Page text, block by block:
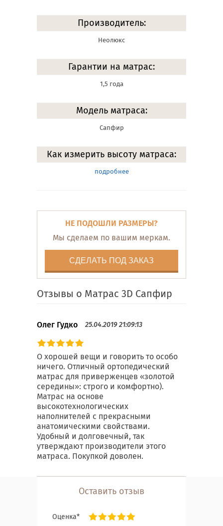
Производитель:
Неолюкс
Гарантии на матрас:
1,5 года
Модель матраса:
Сапфир
Как измерить высоту матраса:
подробнее
НЕ ПОДОШЛИ РАЗМЕРЫ?
Мы сделаем по вашим меркам.
СДЕЛАТЬ ПОД ЗАКАЗ
Отзывы о Матрас 3D Сапфир
Олег Гудко 25.04.2019 21:09:13
О хорошей вещи и говорить то особо
ничего. Отличный ортопедический
матрас для приверженцев «золотой
середины»: строго и комфортно).
Матрас на основе
высокотехнологических
наполнителей с прекрасными
анатомическими свойствами.
Удобный и долговечный, так
утверждают производители этого
матраса. Покупкой доволен.
Оставить отзыв
Оценка*